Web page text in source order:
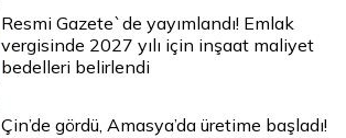
Resmi Gazete`de yayımlandı! Emlak
vergisinde 2027 yılı için inşaat maliyet
bedelleri belirlendi
Çin’de gördü, Amasya’da üretime başladı!